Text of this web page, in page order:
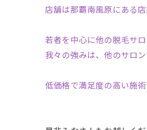
店舗は那覇南風原にある
若者を中心に他の脱毛サ
我々の強みは、他のサロ
低価格で満足度の高い施